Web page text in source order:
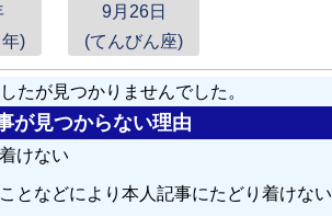
)
9月26日
(てんびん座)
たが見つかりませんでした。
が見つからない理由
けない
となどにより本人記事にたどり着けない